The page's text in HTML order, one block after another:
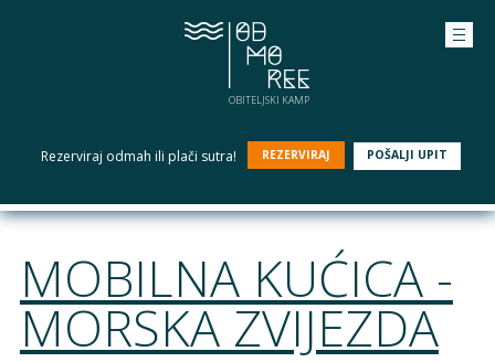
OBITELJSKI KAMP
Rezerviraj odmah ili plači sutra! REZERVIRAJ POŠALJI UPIT
MOBILNA KUĆICA -
MORSKA ZVIJEZDA